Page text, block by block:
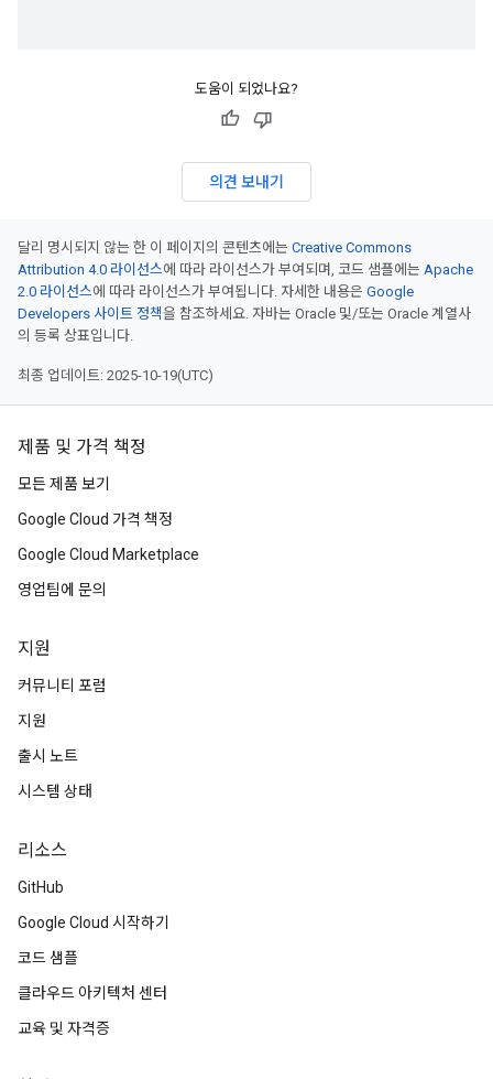
도움이 되었나요?
의견 보내기
달리 명시되지 않는 한 이 페이지의 콘텐츠에는 Creative Commons
Attribution 4.0 라이선스에 따라 라이선스가 부여되며, 코드 샘플에는 Apache
2.0 라이선스에 따라 라이선스가 부여됩니다. 자세한 내용은 Google
Developers 사이트 정책을 참조하세요. 자바는 Oracle 및/또는 Oracle 계열사
의 등록 상표입니다.
최종 업데이트: 2025-10-19(UTC)
제품 및 가격 책정
모든 제품 보기
Google Cloud 가격 책정
Google Cloud Marketplace
영업팀에 문의
지원
커뮤니티 포럼
지원
출시 노트
시스템 상태
리소스
GitHub
Google Cloud 시작하기
코드 샘플
클라우드 아키텍처 센터
교육 및 자격증